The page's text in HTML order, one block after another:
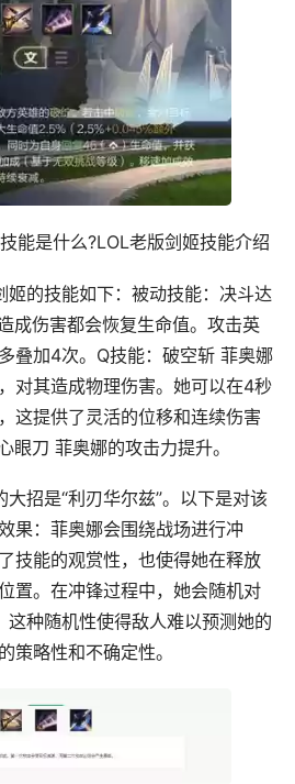
能是什么?LOL老版剑姬技能介绍
姬的技能如下：被动技能：决斗达
成伤害都会恢复生命值。攻击英
叠加4次。Q技能：破空斩 菲奥娜
对其造成物理伤害。她可以在4秒
这提供了灵活的位移和连续伤害
眼刀 菲奥娜的攻击力提升。
招是“利刃华尔兹”。以下是对该
果：菲奥娜会围绕战场进行冲
技能的观赏性，也使得她在释放
置。在冲锋过程中，她会随机对
种随机性使得敌人难以预测她的
策略性和不确定性。